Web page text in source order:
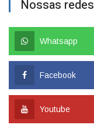
Nossas redes
Whatsapp
Facebook
Youtube